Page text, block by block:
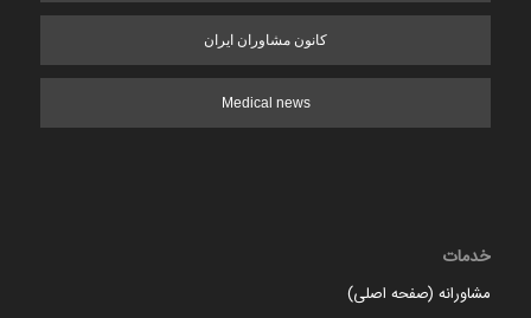
کانون مشاوران ایران
Medical news
خدمات
مشاورانه (صفحه اصلی)